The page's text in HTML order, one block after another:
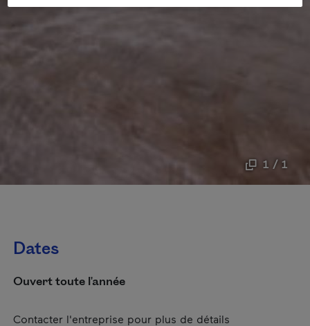
1 / 1
Dates
Ouvert toute l'année
Contacter l'entreprise pour plus de détails